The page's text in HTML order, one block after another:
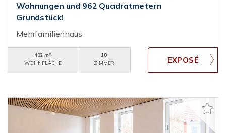
Wohnungen und 962 Quadratmetern
Grundstück!
Mehrfamilienhaus
402 m²
WOHNFLÄCHE
18
ZIMMER